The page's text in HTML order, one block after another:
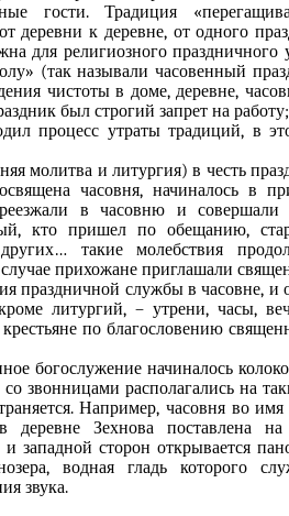
гости. Традиция
деревни к деревне, от одного
для религиозного праздничного
(так называли часовенный
чистоты в доме, деревне,
был строгий запрет на
процесс утраты традиций, в
молитва и литургия) в честь
часовня, начиналось в
в часовню и
кто пришел по обещанию,
такие молебствия
прихожане приглашали
праздничной службы в часовне, и
литургий, – утрени, часы,
по благословению
богослужение начиналось
звонницами располагались на
Например, часовня во имя
деревне Зехнова поставлена
западной сторон открывается
водная гладь которого
звука.